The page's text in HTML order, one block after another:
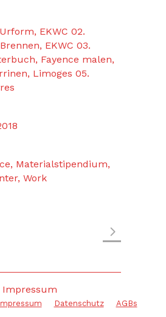
EKWC 02.
EKWC 03.
Fayence malen,
Limoges 05.
Materialstipendium,
Work
Impressum
Datenschutz AGBs